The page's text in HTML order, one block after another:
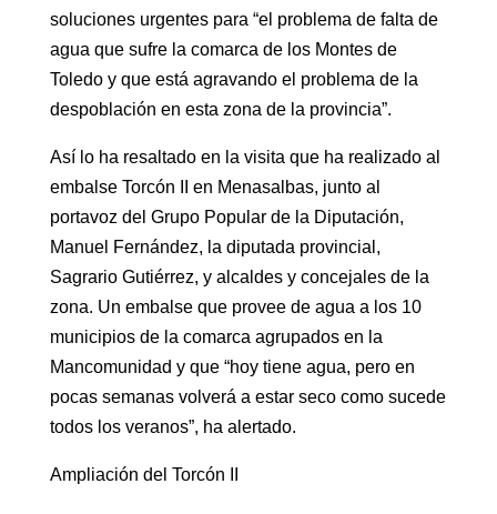
soluciones urgentes para “el problema de falta de
agua que sufre la comarca de los Montes de
Toledo y que está agravando el problema de la
despoblación en esta zona de la provincia”.
Así lo ha resaltado en la visita que ha realizado al
embalse Torcón II en Menasalbas, junto al
portavoz del Grupo Popular de la Diputación,
Manuel Fernández, la diputada provincial,
Sagrario Gutiérrez, y alcaldes y concejales de la
zona. Un embalse que provee de agua a los 10
municipios de la comarca agrupados en la
Mancomunidad y que “hoy tiene agua, pero en
pocas semanas volverá a estar seco como sucede
todos los veranos”, ha alertado.
Ampliación del Torcón II